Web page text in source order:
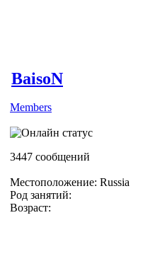
BaisoN
Members
3447 сообщений
Местоположение: Russia
Род занятий:
Возраст: